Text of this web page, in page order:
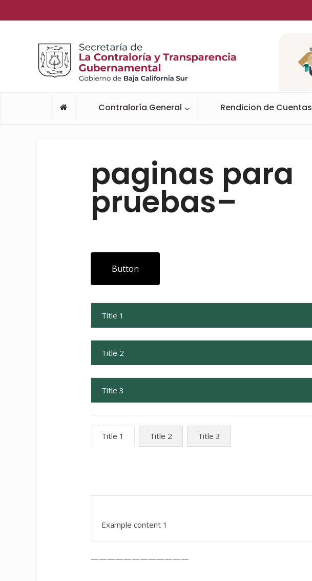
Contraloría General Rendicion de Cuentas
paginas para
pruebas–
Button
Title 1
Title 2
Title 3
Title 1 Title 2 Title 3
Example content 1
————————————